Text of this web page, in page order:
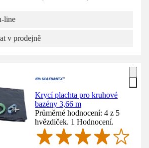
line
v prodejně
Krycí plachta pro kruhové
bazény 3,66 m
Průměrné hodnocení: 4 z 5
hvězdiček. 1 Hodnocení.